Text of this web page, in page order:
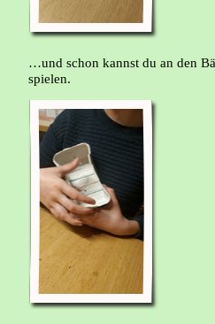
und schon kannst du an den
spielen.